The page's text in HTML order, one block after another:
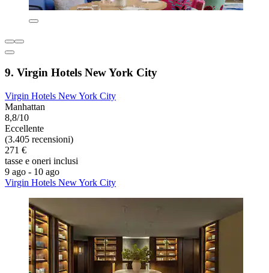
9. Virgin Hotels New York City
Virgin Hotels New York City
Manhattan
8,8/10
Eccellente
(3.405 recensioni)
271 €
tasse e oneri inclusi
9 ago - 10 ago
Virgin Hotels New York City